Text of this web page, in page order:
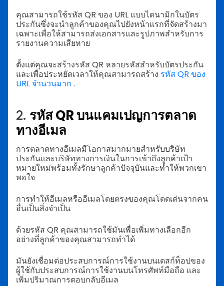
คุณสามารถใช้รหัส QR ของ URL แบบไดนามิกในบัตร
ประกันซึ่งจะนำลูกค้าของคุณไปยังหน้าแรกที่จัดสร้างมา
เฉพาะเพื่อให้สามารถส่งเอกสารและรูปภาพสำหรับการ
รายงานความเสียหาย
ตั้งแต่คุณจะสร้างรหัส QR หลายรหัสสำหรับบัตรประกัน
และเพื่อประหยัดเวลาให้คุณสามารถสร้าง รหัส QR ของ
URL จำนวนมาก .
2. รหัส QR บนแคมเปญการตลาด
ทางอีเมล
การตลาดทางอีเมลมีโอกาสมากมายสำหรับบริษัท
ประกันและบริษัททางการเงินในการเข้าถึงลูกค้าเป้า
หมายใหม่พร้อมทั้งรักษาลูกค้าปัจจุบันและทำให้พวกเขา
พอใจ
การทำให้อีเมลหรืออีเมลโดยตรงของคุณโดดเด่นจากคน
อื่นเป็นสิ่งจำเป็น
ด้วยรหัส QR คุณสามารถใช้มันเพื่อเพิ่มทางเลือกอีก
อย่างที่ลูกค้าของคุณสามารถทำได้
มันยังเชื่อมต่อประสบการณ์การใช้งานบนเดสก์ท็อปของ
ผู้ใช้กับประสบการณ์การใช้งานบนโทรศัพท์มือถือ และ
เพิ่มปริมาณการตอบกลับอีเมล